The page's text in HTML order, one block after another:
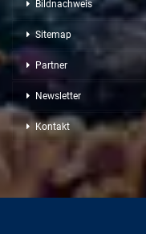
Bildnachweis
Sitemap
Partner
Newsletter
Kontakt